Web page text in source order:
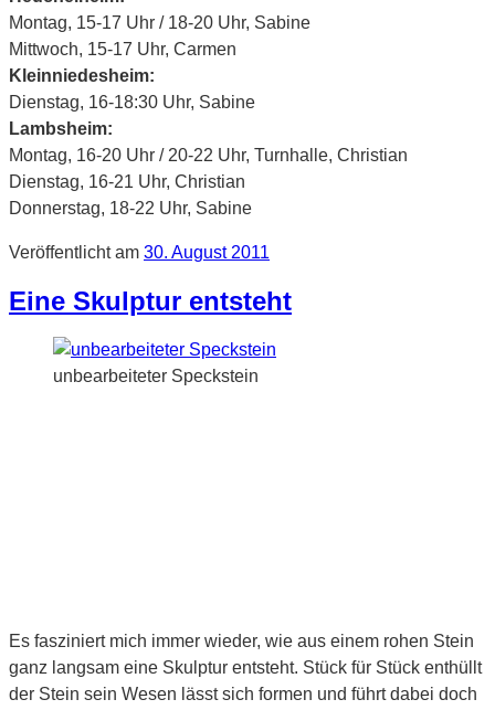
Montag, 15-17 Uhr / 18-20 Uhr, Sabine
Mittwoch, 15-17 Uhr, Carmen
Kleinniedesheim:
Dienstag, 16-18:30 Uhr, Sabine
Lambsheim:
Montag, 16-20 Uhr / 20-22 Uhr, Turnhalle, Christian
Dienstag, 16-21 Uhr, Christian
Donnerstag, 18-22 Uhr, Sabine
Veröffentlicht am 30. August 2011
Eine Skulptur entsteht
unbearbeiteter Speckstein
Es fasziniert mich immer wieder, wie aus einem rohen Stein
ganz langsam eine Skulptur entsteht. Stück für Stück enthüllt
der Stein sein Wesen lässt sich formen und führt dabei doch